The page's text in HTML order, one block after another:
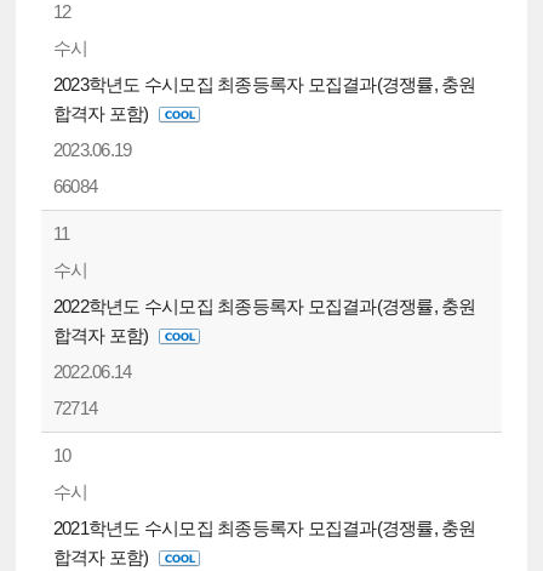
12
수시
2023학년도 수시모집 최종등록자 모집결과(경쟁률, 충원
합격자 포함)
2023.06.19
66084
11
수시
2022학년도 수시모집 최종등록자 모집결과(경쟁률, 충원
합격자 포함)
2022.06.14
72714
10
수시
2021학년도 수시모집 최종등록자 모집결과(경쟁률, 충원
합격자 포함)